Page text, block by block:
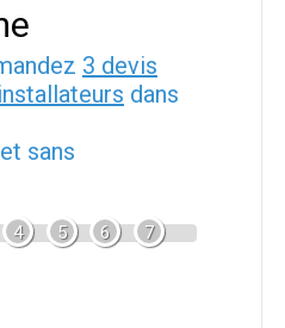
3 devis
installateurs dans
sans
4 5 6 7